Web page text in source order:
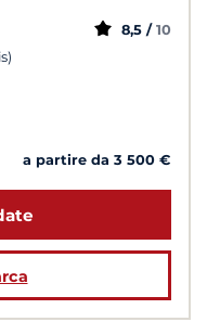
8,5 / 10
a partire da 3 500 €